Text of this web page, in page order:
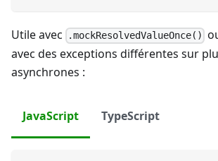
Utile avec .mockResolvedValueOnce()
avec des exceptions différentes sur
asynchrones :
JavaScript TypeScript